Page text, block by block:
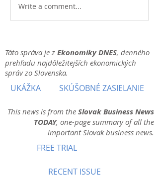
Write a comment...
Táto správa je z Ekonomiky DNES, denného
prehľadu najdôležitejších ekonomických
správ zo Slovenska.
UKÁŽKA SKÚŠOBNÉ ZASIELANIE
This news is from the Slovak Business News
TODAY, one-page summary of all the
important Slovak business news.
FREE TRIAL
RECENT ISSUE